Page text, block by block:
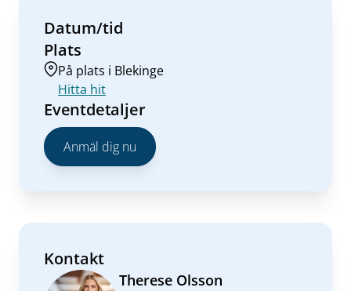
Datum/tid
Plats
På plats i Blekinge
Hitta hit
Eventdetaljer
Anmäl dig nu
Kontakt
Therese Olsson